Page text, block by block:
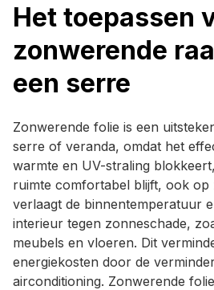
Het toepassen
zonwerende
een serre
Zonwerende folie is een
serre of veranda, omdat het
warmte en UV-straling
ruimte comfortabel blijft, ook op
verlaagt de binnentemperatuur
interieur tegen zonneschade,
meubels en vloeren. Dit
energiekosten door de
airconditioning. Zonwerende